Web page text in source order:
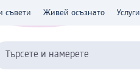
съвети Живей осъзнато Услуги
Търсете и намерете